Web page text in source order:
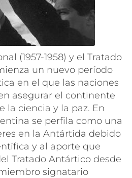
(1957-1958) y el Tratado
un nuevo período
en el que las naciones
asegurar el continente
la ciencia y la paz. En
se perfila como una
en la Antártida debido
y al aporte que
Tratado Antártico desde
signatario